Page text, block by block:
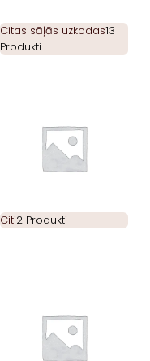
Citas sāļās uzkodas13
Produkti
Citi2 Produkti